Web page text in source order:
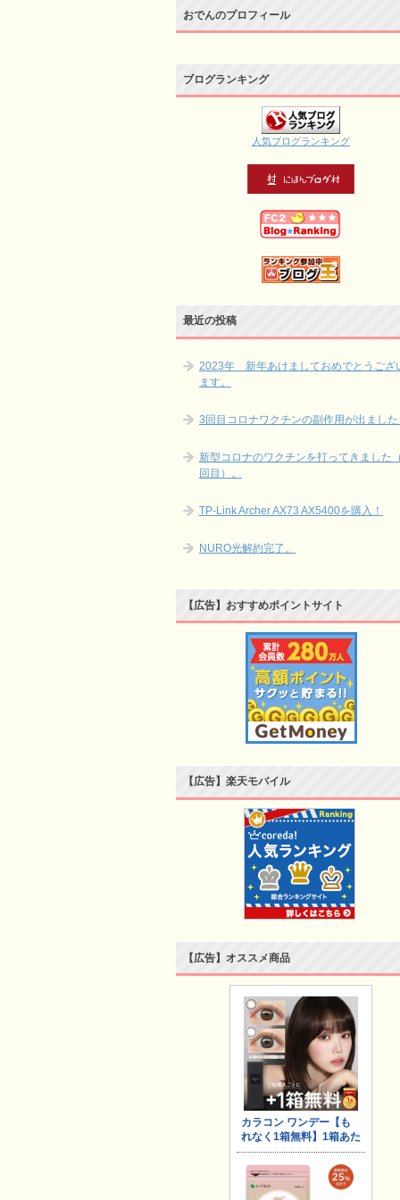
おでんのプロフィール
ブログランキング
人気ブログランキング
最近の投稿
2023年 新年あけましておめでとうござ
ます。
3回目コロナワクチンの副作用が出まし
新型コロナのワクチンを打ってきました
回目）。
TP-Link Archer AX73 AX5400を購入！
NURO光解約完了。
【広告】おすすめポイントサイト
【広告】楽天モバイル
【広告】オススメ商品